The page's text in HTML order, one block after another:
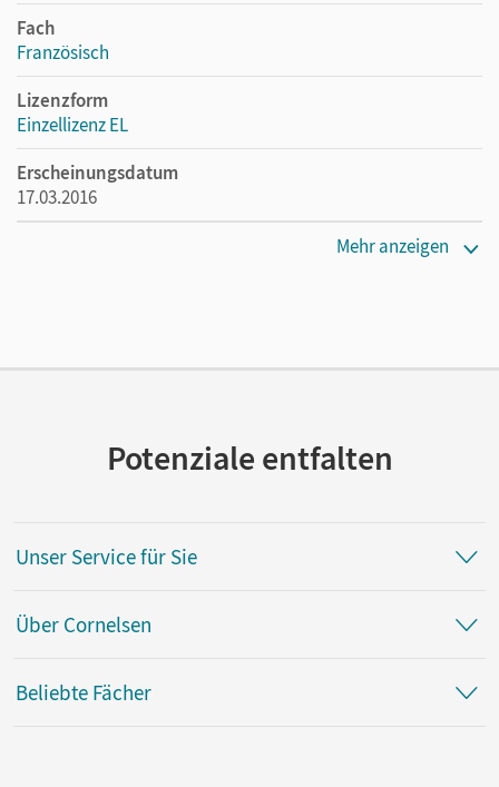
Fach
Französisch
Lizenzform
Einzellizenz EL
Erscheinungsdatum
17.03.2016
Mehr anzeigen
Potenziale entfalten
Unser Service für Sie
Über Cornelsen
Beliebte Fächer